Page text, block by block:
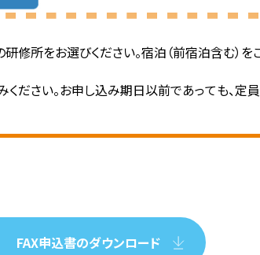
所をお選びください。宿泊（前宿泊含む）
さい。お申し込み期日以前であっても、定
FAX申込書のダウンロード